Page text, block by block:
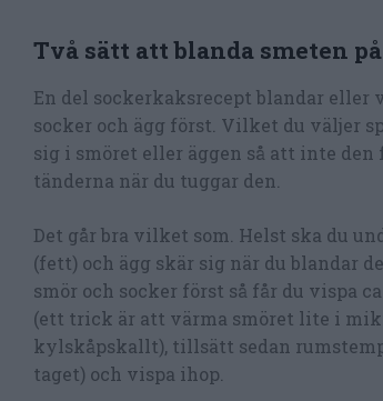
Två sätt att blanda smeten på
En del sockerkaksrecept blandar eller
socker och ägg först. Vilket du väljer
sig i smöret eller äggen så att inte
tänderna när du tuggar den.
Det går bra vilket som. Helst ska du
(fett) och ägg skär sig när du blandar
smör och socker först så får du vispa
(ett trick är att värma smöret lite i
kylskåpskallt), tillsätt sedan
taget) och vispa ihop.